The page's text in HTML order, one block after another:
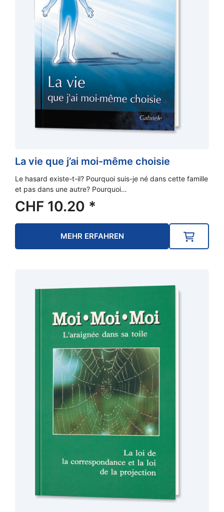
La vie que j’ai moi-même choisie
Le hasard existe-t-il? Pourquoi suis-je né dans cette famille
et pas dans une autre? Pourquoi…
CHF 10.20 *
MEHR ERFAHREN